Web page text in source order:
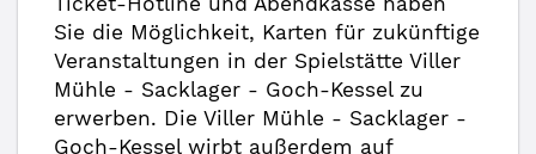
Sie die Möglichkeit, Karten für zukünftige
Veranstaltungen in der Spielstätte Viller
Mühle - Sacklager - Goch-Kessel zu
erwerben. Die Viller Mühle - Sacklager -
Goch-Kessel wirbt außerdem auf